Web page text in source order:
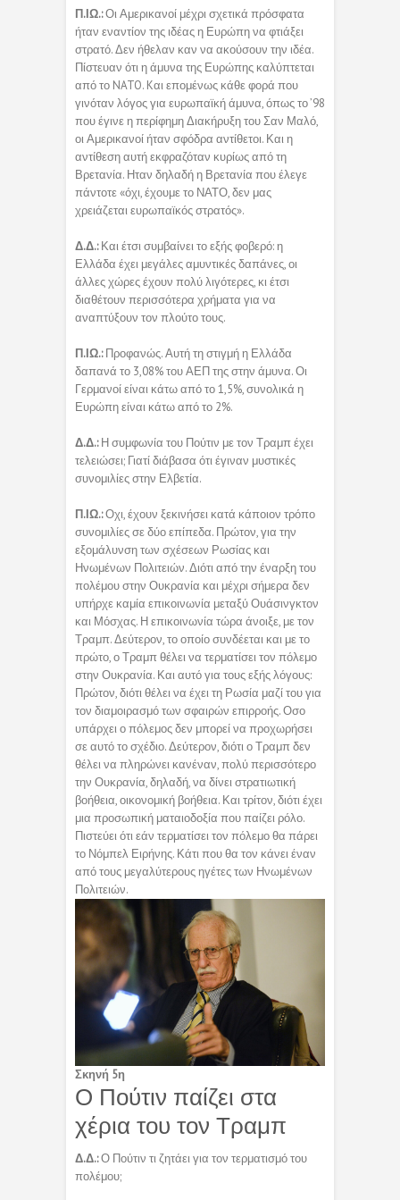
Π.ΙΩ.:Οι Αμερικανοί μέχρι σχετικά πρόσφατα
ήταν εναντίον της ιδέας η Ευρώπη να φτιάξει
στρατό. Δεν ήθελαν καν να ακούσουν την ιδέα.
Πίστευαν ότι η άμυνα της Ευρώπης καλύπτεται
από το NATO. Kαι επομένως κάθε φορά που
γινόταν λόγος για ευρωπαϊκή άμυνα, όπως το ’98
που έγινε η περίφημη Διακήρυξη του Σαν Μαλό,
οι Αμερικανοί ήταν σφόδρα αντίθετοι. Και η
αντίθεση αυτή εκφραζόταν κυρίως από τη
Βρετανία. Ηταν δηλαδή η Βρετανία που έλεγε
πάντοτε «όχι, έχουμε το ΝΑΤΟ, δεν μας
χρειάζεται ευρωπαϊκός στρατός».
Δ.Δ.:Και έτσι συμβαίνει το εξής φοβερό: η
Ελλάδα έχει μεγάλες αμυντικές δαπάνες, οι
άλλες χώρες έχουν πολύ λιγότερες, κι έτσι
διαθέτουν περισσότερα χρήματα για να
αναπτύξουν τον πλούτο τους.
Π.ΙΩ.:Προφανώς. Αυτή τη στιγμή η Ελλάδα
δαπανά το 3,08% του ΑΕΠ της στην άμυνα. Οι
Γερμανοί είναι κάτω από το 1,5%, συνολικά η
Ευρώπη είναι κάτω από το 2%.
Δ.Δ.:Η συμφωνία του Πούτιν με τον Τραμπ έχει
τελειώσει; Γιατί διάβασα ότι έγιναν μυστικές
συνομιλίες στην Ελβετία.
Π.ΙΩ.:Οχι, έχουν ξεκινήσει κατά κάποιον τρόπο
συνομιλίες σε δύο επίπεδα. Πρώτον, για την
εξομάλυνση των σχέσεων Ρωσίας και
Ηνωμένων Πολιτειών. Διότι από την έναρξη του
πολέμου στην Ουκρανία και μέχρι σήμερα δεν
υπήρχε καμία επικοινωνία μεταξύ Ουάσινγκτον
και Μόσχας. Η επικοινωνία τώρα άνοιξε, με τον
Τραμπ. Δεύτερον, το οποίο συνδέεται και με το
πρώτο, ο Τραμπ θέλει να τερματίσει τον πόλεμο
στην Ουκρανία. Και αυτό για τους εξής λόγους:
Πρώτον, διότι θέλει να έχει τη Ρωσία μαζί του για
τον διαμοιρασμό των σφαιρών επιρροής. Οσο
υπάρχει ο πόλεμος δεν μπορεί να προχωρήσει
σε αυτό το σχέδιο. Δεύτερον, διότι ο Τραμπ δεν
θέλει να πληρώνει κανέναν, πολύ περισσότερο
την Ουκρανία, δηλαδή, να δίνει στρατιωτική
βοήθεια, οικονομική βοήθεια. Και τρίτον, διότι έχει
μια προσωπική ματαιοδοξία που παίζει ρόλο.
Πιστεύει ότι εάν τερματίσει τον πόλεμο θα πάρει
το Νόμπελ Ειρήνης. Κάτι που θα τον κάνει έναν
από τους μεγαλύτερους ηγέτες των Ηνωμένων
Πολιτειών.
Σκηνή 5η
Ο Πούτιν παίζει στα
χέρια του τον Τραμπ
Δ.Δ.:Ο Πούτιν τι ζητάει για τον τερματισμό του
πολέμου;